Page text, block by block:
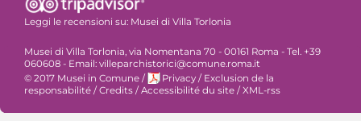
Leggi le recensioni su: Musei di Villa Torlonia
Musei di Villa Torlonia, via Nomentana 70 - 00161 Roma - Tel. +39
060608 - Email: villeparchistorici@comune.roma.it
© 2017 Musei in Comune / Privacy / Exclusion de la
responsabilité /Credits /Accessibilité du site /XML-rss